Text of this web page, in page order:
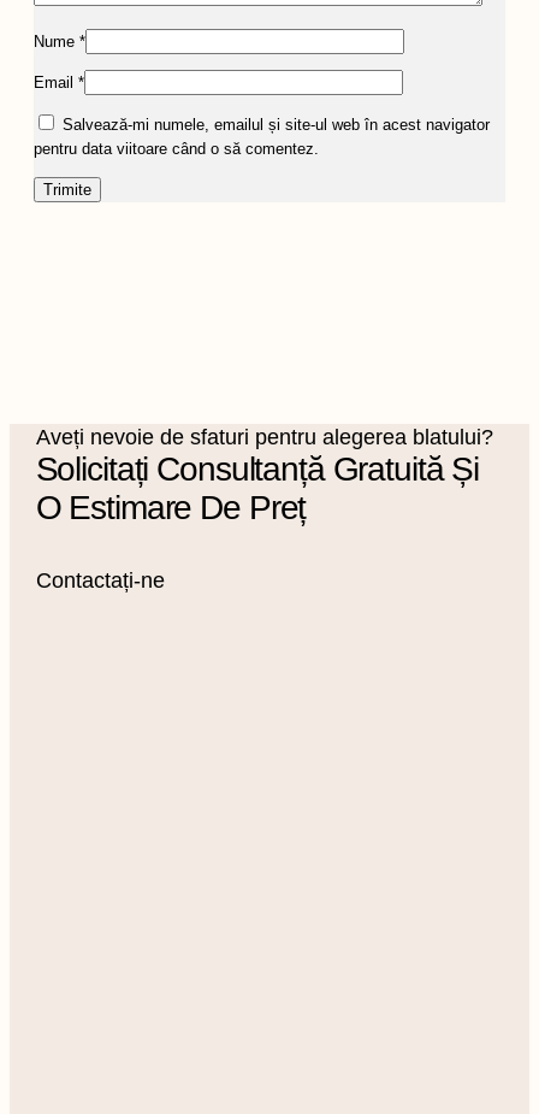
Nume *
Email *
Salvează-mi numele, emailul și site-ul web în acest navigator
pentru data viitoare când o să comentez.
Aveți nevoie de sfaturi pentru alegerea blatului?
Solicitați Consultanță Gratuită Și
O Estimare De Preț
Contactați-ne